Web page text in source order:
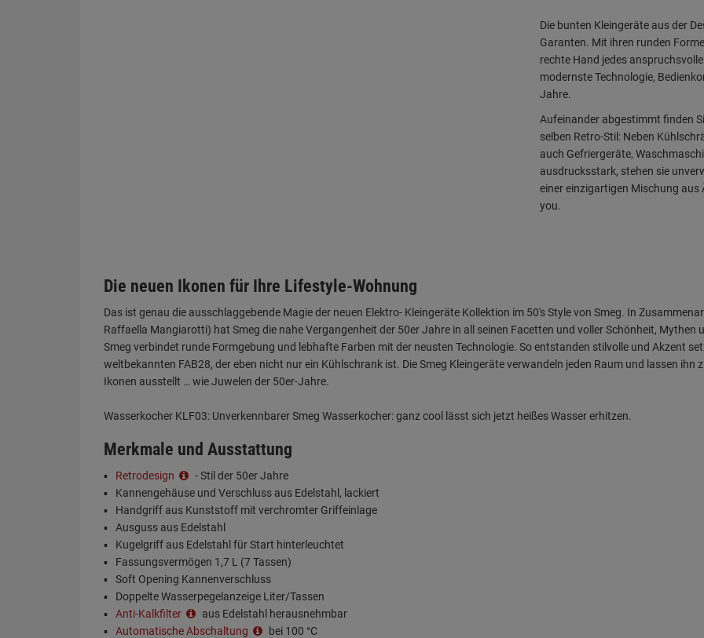
Die bunten Kleingeräte aus der
Garanten. Mit ihren runden
rechte Hand jedes
modernste Technologie,
Jahre.
Aufeinander abgestimmt finden
selben Retro-Stil: Neben
auch Gefriergeräte,
ausdrucksstark, stehen sie
einer einzigartigen Mischung
you.
Die neuen Ikonen für Ihre Lifestyle-Wohnung
Das ist genau die ausschlaggebende Magie der neuen Elektro- Kleingeräte Kollektion im 50's Style von Smeg. In
Raffaella Mangiarotti) hat Smeg die nahe Vergangenheit der 50er Jahre in all seinen Facetten und voller Schönheit,
Smeg verbindet runde Formgebung und lebhafte Farben mit der neusten Technologie. So entstanden stilvolle und Akzent
weltbekannten FAB28, der eben nicht nur ein Kühlschrank ist. Die Smeg Kleingeräte verwandeln jeden Raum und lassen ihn
Ikonen ausstellt … wie Juwelen der 50er-Jahre.
Wasserkocher KLF03: Unverkennbarer Smeg Wasserkocher: ganz cool lässt sich jetzt heißes Wasser erhitzen.
Merkmale und Ausstattung
Retrodesign
- Stil der 50er Jahre
Kannengehäuse und Verschluss aus Edelstahl, lackiert
Handgriff aus Kunststoff mit verchromter Griffeinlage
Ausguss aus Edelstahl
Kugelgriff aus Edelstahl für Start hinterleuchtet
Fassungsvermögen 1,7 L (7 Tassen)
Soft Opening Kannenverschluss
Doppelte Wasserpegelanzeige Liter/Tassen
Anti-Kalkfilter
aus Edelstahl herausnehmbar
Automatische Abschaltung
bei 100 °C